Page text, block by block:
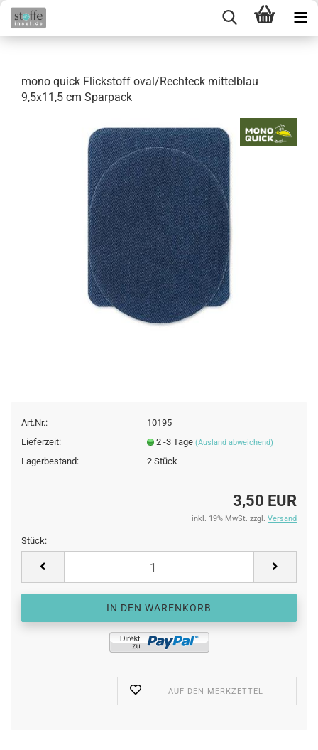
mono quick Flickstoff oval/Rechteck mittelblau
9,5x11,5 cm Sparpack
Art.Nr.:
10195
Lieferzeit:
2 -3 Tage (Ausland abweichend)
Lagerbestand: 2 Stück
3,50 EUR
inkl. 19% MwSt. zzgl. Versand
Stück:
AUF DEN MERKZETTEL